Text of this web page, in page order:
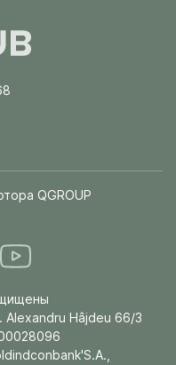
QGROUP
Alexandru Hâjdeu 66/3